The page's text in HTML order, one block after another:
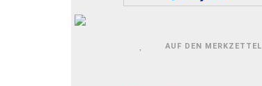
AUF DEN MERKZETTEL